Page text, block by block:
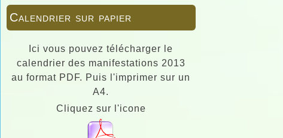
Calendrier sur papier
Ici vous pouvez télécharger le
calendrier des manifestations 2013
au format PDF. Puis l'imprimer sur un
A4.
Cliquez sur l'icone